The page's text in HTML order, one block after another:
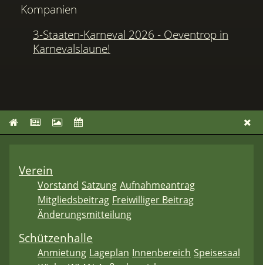
Kompanien
3-Staaten-Karneval 2026 - Oeventrop in
Karnevalslaune!
Verein
Vorstand Satzung Aufnahmeantrag
Mitgliedsbeitrag Freiwilliger Beitrag
Änderungsmitteilung
Schützenhalle
Anmietung Lageplan Innenbereich Speisesaal